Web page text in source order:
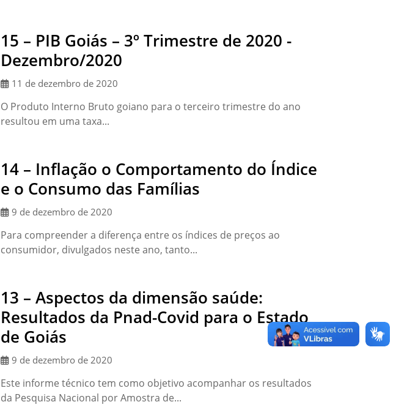
15 – PIB Goiás – 3º Trimestre de 2020 -
Dezembro/2020
11 de dezembro de 2020
O Produto Interno Bruto goiano para o terceiro trimestre do ano
resultou em uma taxa...
14 – Inflação o Comportamento do Índice
e o Consumo das Famílias
9 de dezembro de 2020
Para compreender a diferença entre os índices de preços ao
consumidor, divulgados neste ano, tanto...
13 – Aspectos da dimensão saúde:
Resultados da Pnad-Covid para o Estado
de Goiás
9 de dezembro de 2020
Este informe técnico tem como objetivo acompanhar os resultados
da Pesquisa Nacional por Amostra de...